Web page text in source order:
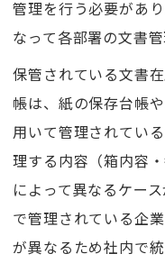
管理を行う必要があ
なって各部署の文書
保管されている文書
帳は、紙の保存台帳
用いて管理されてい
理する内容（箱内容
によって異なるケー
で管理されている企
が異なるため社内で